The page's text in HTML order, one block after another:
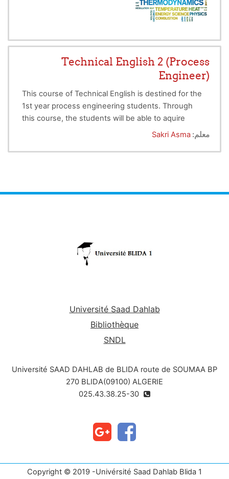
Technical English 2 (Process
Engineer)
This course of Technical English is destined for the
1st year process engineering students. Through
this course, the students will be able to aquire
information in different fields related to process
معلم: Sakri Asma
Université Saad Dahlab
Bibliothèque
SNDL
Université SAAD DAHLAB de BLIDA route de SOUMAA BP
270 BLIDA(09100) ALGERIE
Copyright © 2019 -Univérsité Saad Dahlab Blida 1